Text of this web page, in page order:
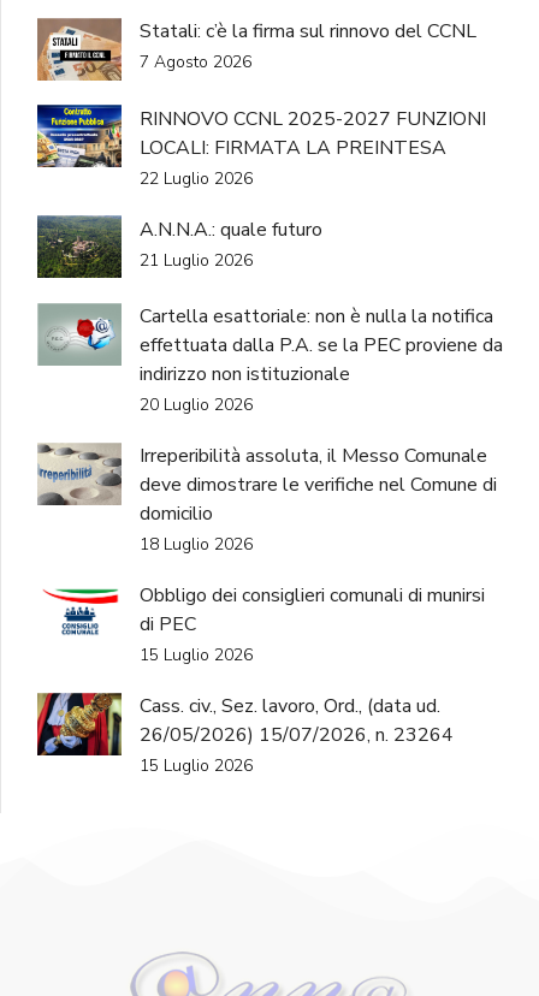
Statali: c’è la firma sul rinnovo del CCNL
7 Agosto 2026
RINNOVO CCNL 2025-2027 FUNZIONI
LOCALI: FIRMATA LA PREINTESA
22 Luglio 2026
A.N.N.A.: quale futuro
21 Luglio 2026
Cartella esattoriale: non è nulla la notifica
effettuata dalla P.A. se la PEC proviene da
indirizzo non istituzionale
20 Luglio 2026
Irreperibilità assoluta, il Messo Comunale
deve dimostrare le verifiche nel Comune di
domicilio
18 Luglio 2026
Obbligo dei consiglieri comunali di munirsi
di PEC
15 Luglio 2026
Cass. civ., Sez. lavoro, Ord., (data ud.
26/05/2026) 15/07/2026, n. 23264
15 Luglio 2026